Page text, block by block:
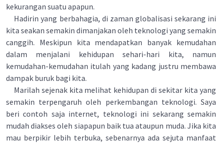
kekurangan suatu apapun.
Hadirin yang berbahagia, di zaman globalisasi sekarang ini
kita seakan semakin dimanjakan oleh teknologi yang semakin
canggih. Meskipun kita mendapatkan banyak kemudahan
dalam menjalani kehidupan sehari-hari kita, namun
kemudahan-kemudahan itulah yang kadang justru membawa
dampak buruk bagi kita.
Marilah sejenak kita melihat kehidupan di sekitar kita yang
semakin terpengaruh oleh perkembangan teknologi. Saya
beri contoh saja internet, teknologi ini sekarang semakin
mudah diakses oleh siapapun baik tua ataupun muda. Jika kita
mau berpikir lebih terbuka, sebenarnya ada sejuta manfaat